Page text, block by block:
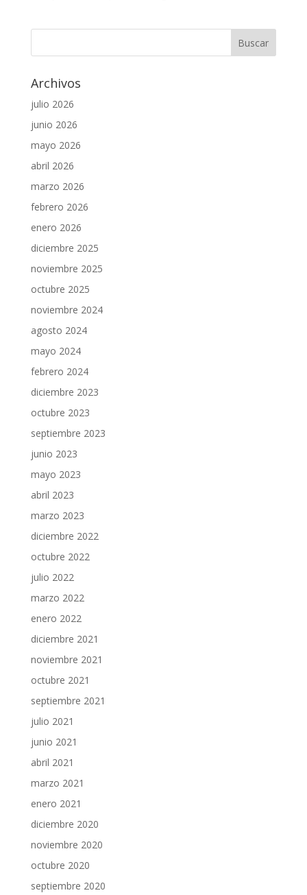
Archivos
julio 2026
junio 2026
mayo 2026
abril 2026
marzo 2026
febrero 2026
enero 2026
diciembre 2025
noviembre 2025
octubre 2025
noviembre 2024
agosto 2024
mayo 2024
febrero 2024
diciembre 2023
octubre 2023
septiembre 2023
junio 2023
mayo 2023
abril 2023
marzo 2023
diciembre 2022
octubre 2022
julio 2022
marzo 2022
enero 2022
diciembre 2021
noviembre 2021
octubre 2021
septiembre 2021
julio 2021
junio 2021
abril 2021
marzo 2021
enero 2021
diciembre 2020
noviembre 2020
octubre 2020
septiembre 2020